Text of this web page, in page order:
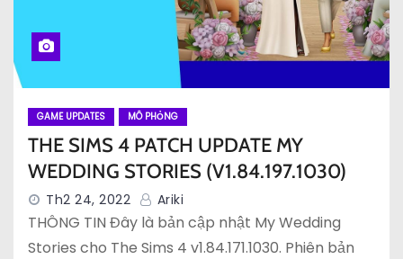
GAME UPDATES MÔ PHỎNG
THE SIMS 4 PATCH UPDATE MY
WEDDING STORIES (V1.84.197.1030)
Th2 24, 2022 Ariki
THÔNG TIN Đây là bản cập nhật My Wedding
Stories cho The Sims 4 v1.84.171.1030. Phiên bản